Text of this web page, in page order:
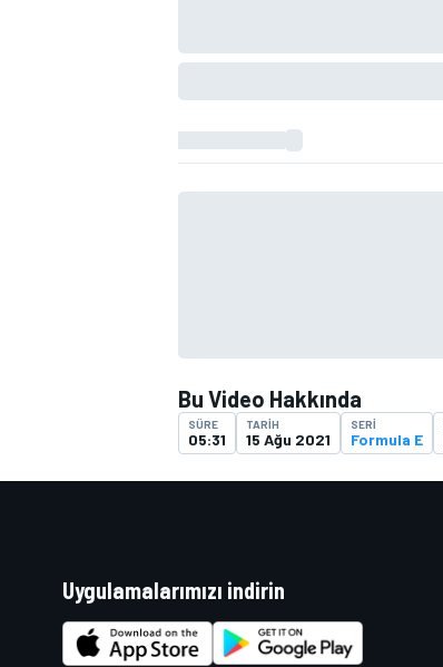
Bu Video Hakkında
SÜRE
05:31
TARIH
15 Ağu 2021
SERI
Formula E
Uygulamalarımızı indirin